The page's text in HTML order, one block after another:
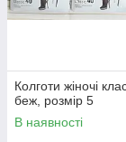
Колготи жіночі
беж, розмір 5
В наявності